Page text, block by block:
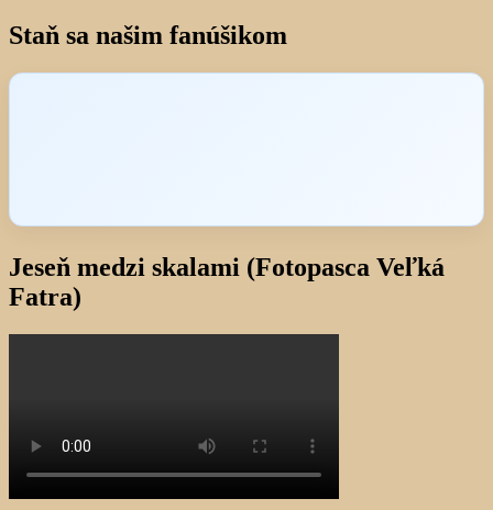
Staň sa našim fanúšikom
Jeseň medzi skalami (Fotopasca Veľká
Fatra)